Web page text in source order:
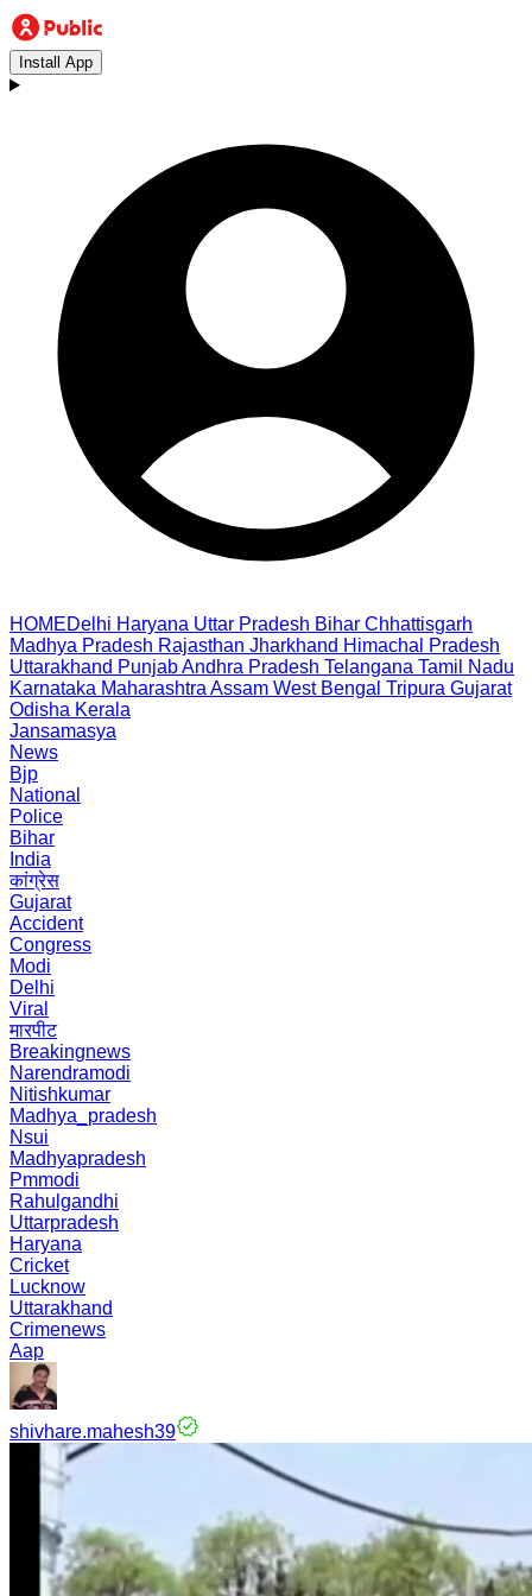
Install App
HOMEDelhi Haryana Uttar Pradesh Bihar Chhattisgarh
Madhya Pradesh Rajasthan Jharkhand Himachal Pradesh
Uttarakhand PunjabAndhra Pradesh Telangana Tamil Nadu
Karnataka Maharashtra Assam West Bengal Tripura Gujarat
Odisha Kerala
Jansamasya
News
Bjp
National
Police
Bihar
India
कांग्रेस
Gujarat
Accident
Congress
Modi
Delhi
Viral
मारपीट
Breakingnews
Narendramodi
Nitishkumar
Madhya_pradesh
Nsui
Madhyapradesh
Pmmodi
Rahulgandhi
Uttarpradesh
Haryana
Cricket
Lucknow
Uttarakhand
Crimenews
Aap
shivhare.mahesh39